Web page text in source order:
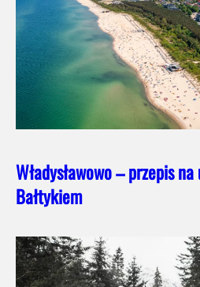
Władysławowo – przepis
Bałtykiem